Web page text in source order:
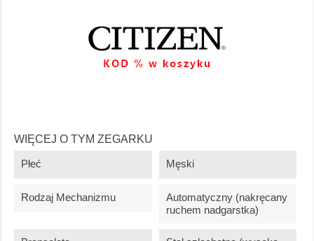
WIĘCEJ O TYM ZEGARKU
Płeć Męski
Rodzaj Mechanizmu
Automatyczny (nakręcany
ruchem nadgarstka)